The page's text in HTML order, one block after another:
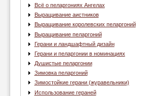
Всё о пеларгониях Ангелах
Выращивание аистников
Выращивание королевских пеларгоний
Выращивание пеларгоний
Герани и ландшафтный дизайн
Герани и пеларгонии в номинациях
Душистые пеларгонии
Зимовка пеларгоний
Зимостойкие герани (журавельники)
Использование гераней